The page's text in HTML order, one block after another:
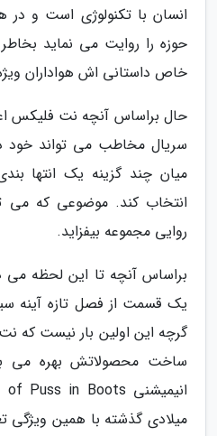
انسان با تکنولوژی است و
حوزه را روایت می نماید
خاص داستانی اش هواداران
حال براساس آنچه نت فلیکس
سریال مخاطب می تواند خود
میان چند گزینه یک انتها
انتخاب کند. موضوعی که می
روایی مجموعه بیفزاید.
براساس آنچه تا این لحظه می
یک قسمت از فصل تازه آینه
گرچه این اولین بار نیست که
ساخت محصولاتش بهره می
میلادی گذشته با همین